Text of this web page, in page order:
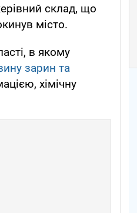
склад, що
місто.
в якому
зарин та
хімічну